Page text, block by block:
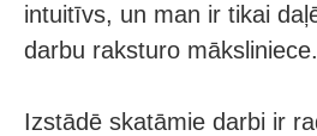
intuitīvs, un man ir tikai
darbu raksturo māksliniece.
Izstādē skatāmie darbi ir